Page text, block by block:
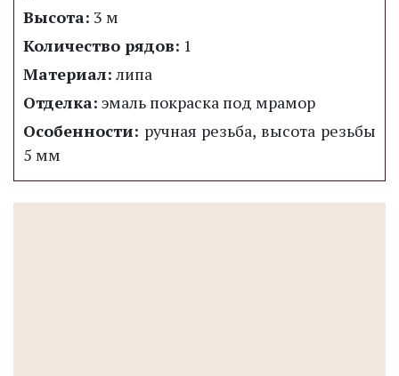
Высота: 3 м
Количество рядов: 1
Материал: липа
Отделка: эмаль покраска под мрамор
Особенности: ручная резьба, высота резьбы
5 мм